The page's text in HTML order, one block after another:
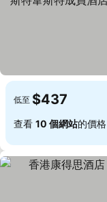
低至 $437
查看 10 個網站的價格